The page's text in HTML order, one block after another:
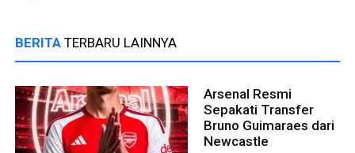
BERITA TERBARU LAINNYA
Arsenal Resmi
Sepakati Transfer
Bruno Guimaraes dari
Newcastle